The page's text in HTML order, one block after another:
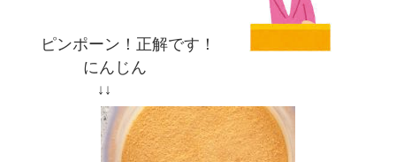
ピンポーン！正解です！
にんじん
↓↓